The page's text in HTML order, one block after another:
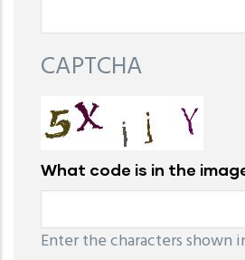
CAPTCHA
What code is in the
Enter the characters shown